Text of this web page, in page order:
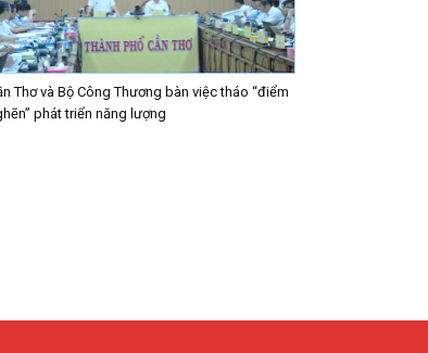
Thơ và Bộ Công Thương bàn việc tháo “điểm
phát triển năng lượng